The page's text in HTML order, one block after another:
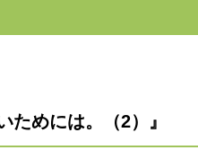
めには。（2）』